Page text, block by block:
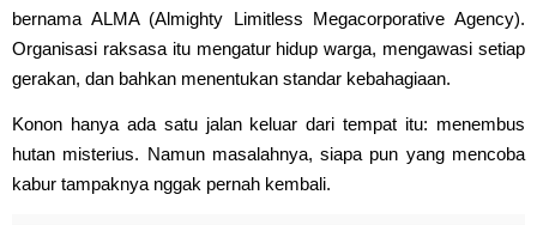
bernama ALMA (Almighty Limitless Megacorporative Agency).
Organisasi raksasa itu mengatur hidup warga, mengawasi setiap
gerakan, dan bahkan menentukan standar kebahagiaan.
Konon hanya ada satu jalan keluar dari tempat itu: menembus
hutan misterius. Namun masalahnya, siapa pun yang mencoba
kabur tampaknya nggak pernah kembali.